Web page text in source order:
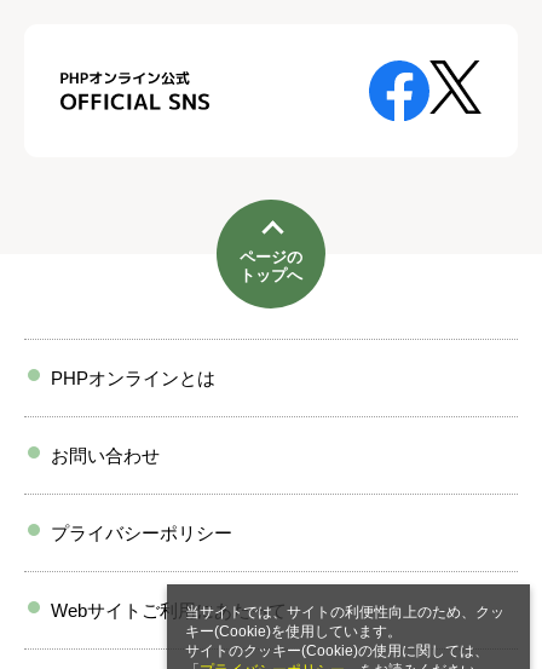
当サイトでは、サイトの利便性向上のため、クッ
キー(Cookie)を使用しています。
サイトのクッキー(Cookie)の使用に関しては、
ページの
トップへ
PHPオンラインとは
お問い合わせ
プライバシーポリシー
Webサイトご利用にあたって